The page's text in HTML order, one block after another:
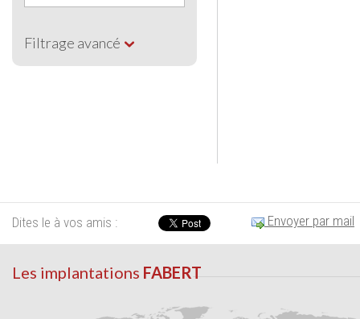
Filtrage avancé
Dites le à vos amis : Envoyer par mail
Les implantations FABERT